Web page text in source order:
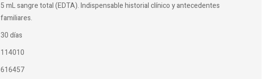
5 mL sangre total (EDTA). Indispensable historial clínico y antecedentes
familiares.
30 días
114010
616457